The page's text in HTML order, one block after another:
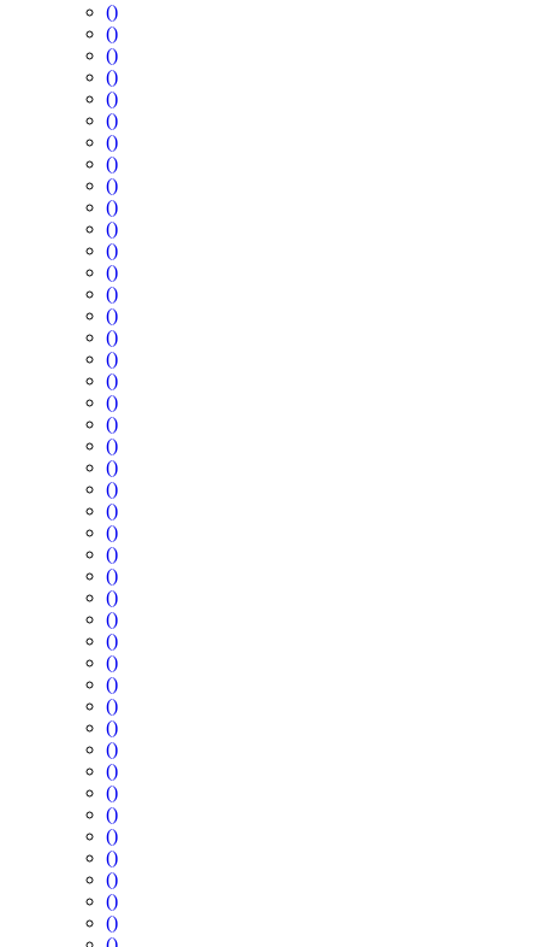
()
()
()
()
()
()
()
()
()
()
()
()
()
()
()
()
()
()
()
()
()
()
()
()
()
()
()
()
()
()
()
()
()
()
()
()
()
()
()
()
()
()
()